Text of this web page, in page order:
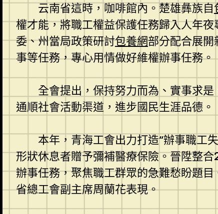
云南省這時，咖啡館內。楚雄彝族自
權才能，將職工權益保護任務歸入人年
委、州當局政策研討包養網部分配合展
事等任務，專心用情做好維權辦事任務。
全會提出，保持努力而為、實事求
通順社會活動渠道，進步國民生涯品德。
本年，青海工會出力打造“辦事職工
形狀休息者贈予彌補醫療保險。晉陞整
辦事任務，聚焦職工群眾的急難愁盼題
省總工會副主席周蘭花表現。